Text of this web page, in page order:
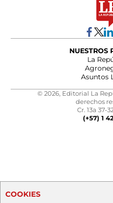
NUESTROS
La
Asuntos
© 2026, Editorial La
derechos
Cr. 13a 37-
(+57) 1
COOKIES